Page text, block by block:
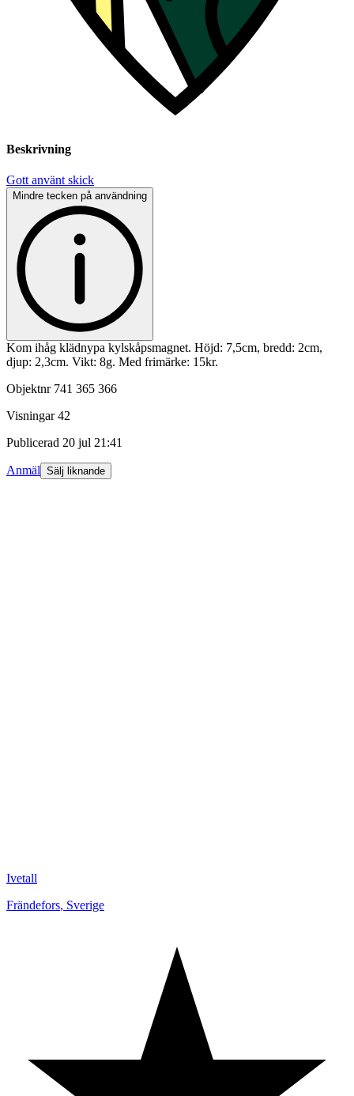
Beskrivning
Gott använt skick
Mindre tecken på användning
Kom ihåg klädnypa kylskåpsmagnet. Höjd: 7,5cm, bredd: 2cm,
djup: 2,3cm. Vikt: 8g. Med frimärke: 15kr.
Objektnr 741 365 366
Visningar 42
Publicerad 20 jul 21:41
Anmäl Sälj liknande
Ivetall
Frändefors, Sverige